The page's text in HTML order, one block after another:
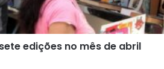
edições no mês de abril